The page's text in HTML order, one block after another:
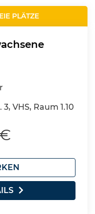
PLÄTZE
VHS, Raum 1.10